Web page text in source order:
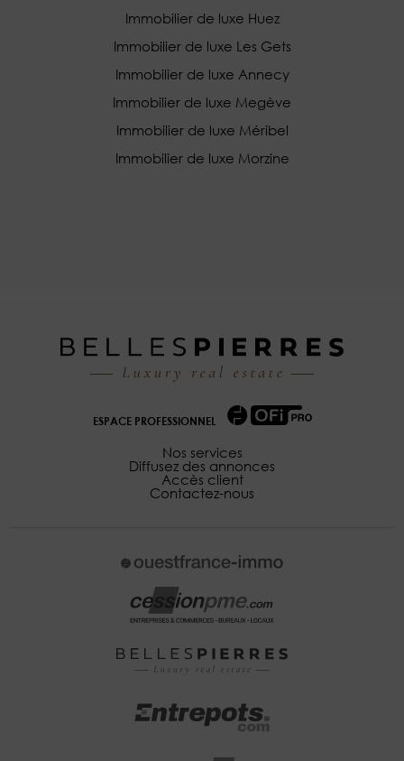
Immobilier de luxe Huez
Immobilier de luxe Les Gets
Immobilier de luxe Annecy
Immobilier de luxe Megève
Immobilier de luxe Méribel
Immobilier de luxe Morzine
ESPACE PROFESSIONNEL
Nos services
Diffusez des annonces
Accès client
Contactez-nous